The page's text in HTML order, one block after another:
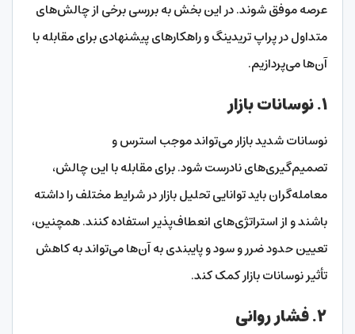
عرصه موفق شوند. در این بخش به بررسی برخی از چالش‌های
متداول در پراپ تریدینگ و راهکارهای پیشنهادی برای مقابله با
آن‌ها می‌پردازیم.
۱. نوسانات بازار
نوسانات شدید بازار می‌تواند موجب استرس و
تصمیم‌گیری‌های نادرست شود. برای مقابله با این چالش،
معامله‌گران باید توانایی تحلیل بازار در شرایط مختلف را داشته
باشند و از استراتژی‌های انعطاف‌پذیر استفاده کنند. همچنین،
تعیین حدود ضرر و سود و پایبندی به آن‌ها می‌تواند به کاهش
تأثیر نوسانات بازار کمک کند.
۲. فشار روانی